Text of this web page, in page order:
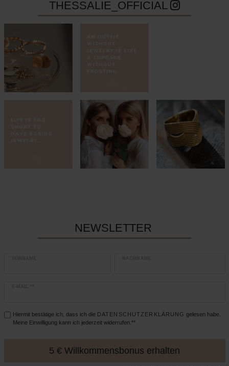
THESSALIE_OFFICIAL
NEWSLETTER
Hiermit bestätige ich, dass ich die DATEN­SCHUTZ­ERKLÄRUNG gelesen habe.
Meine Einwilligung kann ich jederzeit widerrufen.**
5 € Willkommensbonus erhalten